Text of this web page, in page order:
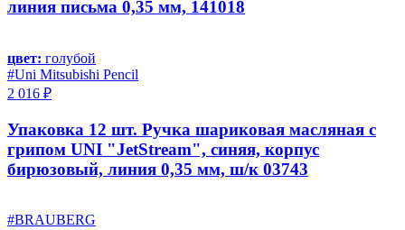
линия письма 0,35 мм, 141018
цвет: голубой
#Uni Mitsubishi Pencil
2 016 ₽
Упаковка 12 шт. Ручка шариковая масляная с
грипом UNI "JetStream", синяя, корпус
бирюзовый, линия 0,35 мм, ш/к 03743
#BRAUBERG